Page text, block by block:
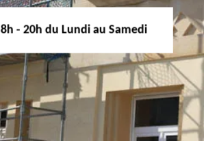
8h - 20h du Lundi au Samedi